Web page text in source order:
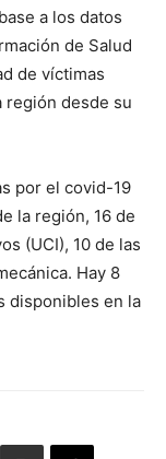
a los datos
de Salud
de víctimas
región desde su
por el covid-19
la región, 16 de
(UCI), 10 de las
Hay 8
disponibles en la